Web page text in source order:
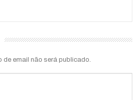
de email não será publicado.